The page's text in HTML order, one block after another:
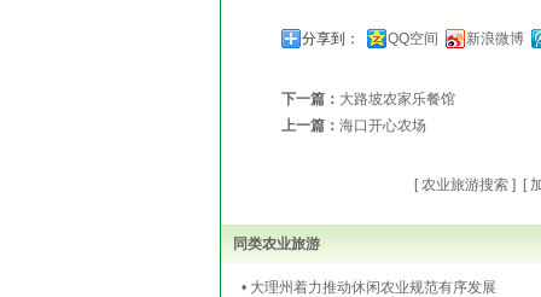
分享到： QQ空间 新浪微博
下一篇： 大路坡农家乐餐馆
上一篇： 海口开心农场
[农业旅游搜索 ] [
同类农业旅游
• 大理州着力推动休闲农业规范有序发展